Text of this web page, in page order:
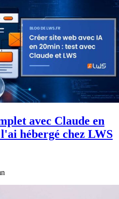
avec Claude en
hébergé chez LWS